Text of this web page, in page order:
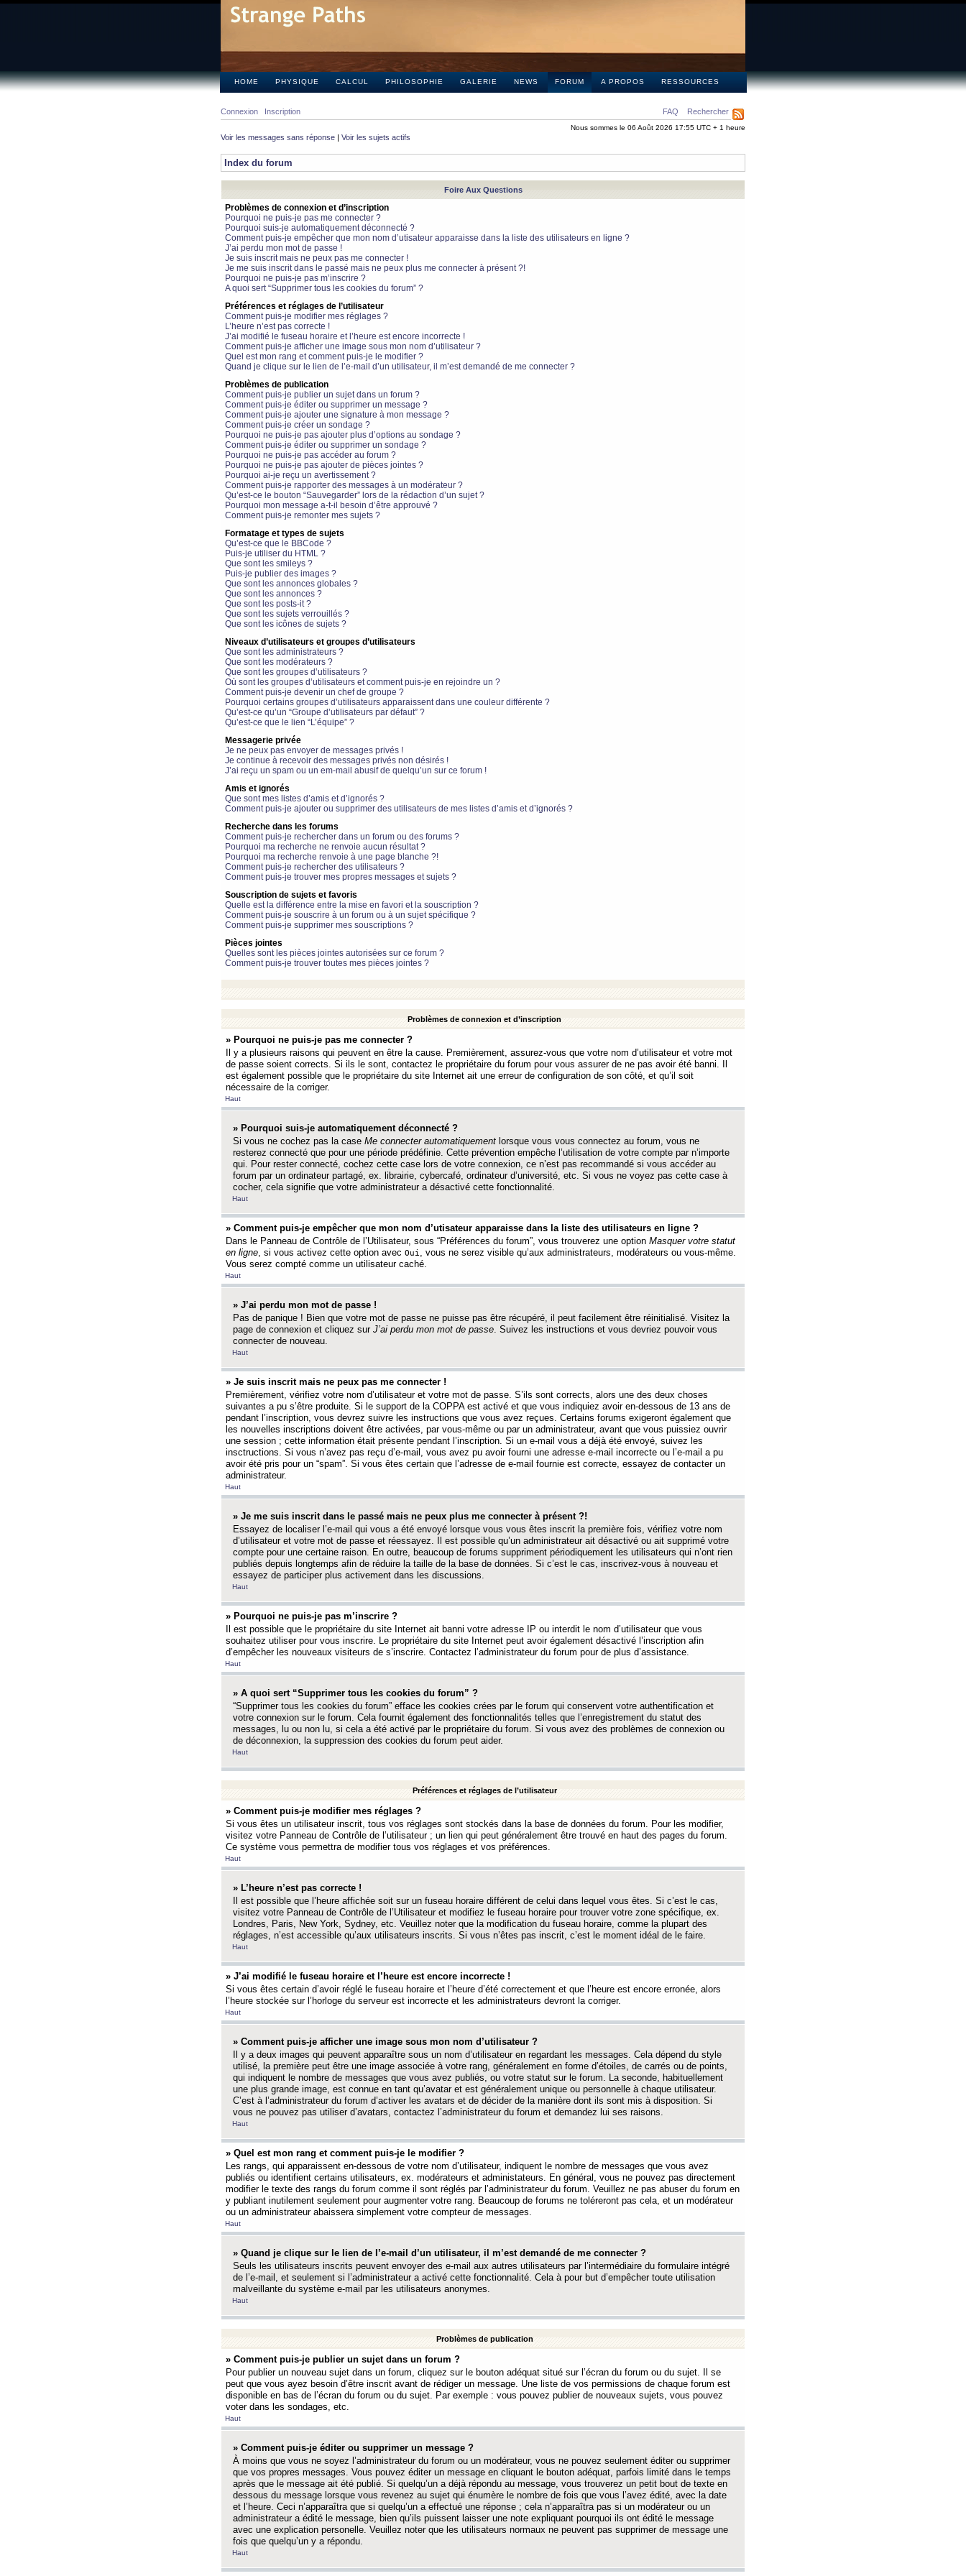
HOME PHYSIQUE CALCUL PHILOSOPHIE GALERIE NEWS FORUM A PROPOS RESSOURCES
FAQ Rechercher
Connexion Inscription
Nous sommes le 06 Août 2026 17:55 UTC + 1 heure
Voir les messages sans réponse | Voir les sujets actifs
Index du forum
Foire Aux Questions
Problèmes de connexion et d’inscription
Pourquoi ne puis-je pas me connecter ?
Pourquoi suis-je automatiquement déconnecté ?
Comment puis-je empêcher que mon nom d’utisateur apparaisse dans la liste des utilisateurs en ligne ?
J’ai perdu mon mot de passe !
Je suis inscrit mais ne peux pas me connecter !
Je me suis inscrit dans le passé mais ne peux plus me connecter à présent ?!
Pourquoi ne puis-je pas m’inscrire ?
A quoi sert “Supprimer tous les cookies du forum” ?
Préférences et réglages de l’utilisateur
Comment puis-je modifier mes réglages ?
L’heure n’est pas correcte !
J’ai modifié le fuseau horaire et l’heure est encore incorrecte !
Comment puis-je afficher une image sous mon nom d’utilisateur ?
Quel est mon rang et comment puis-je le modifier ?
Quand je clique sur le lien de l’e-mail d’un utilisateur, il m’est demandé de me connecter ?
Problèmes de publication
Comment puis-je publier un sujet dans un forum ?
Comment puis-je éditer ou supprimer un message ?
Comment puis-je ajouter une signature à mon message ?
Comment puis-je créer un sondage ?
Pourquoi ne puis-je pas ajouter plus d’options au sondage ?
Comment puis-je éditer ou supprimer un sondage ?
Pourquoi ne puis-je pas accéder au forum ?
Pourquoi ne puis-je pas ajouter de pièces jointes ?
Pourquoi ai-je reçu un avertissement ?
Comment puis-je rapporter des messages à un modérateur ?
Qu’est-ce le bouton “Sauvegarder” lors de la rédaction d’un sujet ?
Pourquoi mon message a-t-il besoin d’être approuvé ?
Comment puis-je remonter mes sujets ?
Formatage et types de sujets
Qu’est-ce que le BBCode ?
Puis-je utiliser du HTML ?
Que sont les smileys ?
Puis-je publier des images ?
Que sont les annonces globales ?
Que sont les annonces ?
Que sont les posts-it ?
Que sont les sujets verrouillés ?
Que sont les icônes de sujets ?
Niveaux d’utilisateurs et groupes d’utilisateurs
Que sont les administrateurs ?
Que sont les modérateurs ?
Que sont les groupes d’utilisateurs ?
Où sont les groupes d’utilisateurs et comment puis-je en rejoindre un ?
Comment puis-je devenir un chef de groupe ?
Pourquoi certains groupes d’utilisateurs apparaissent dans une couleur différente ?
Qu’est-ce qu’un “Groupe d’utilisateurs par défaut” ?
Qu’est-ce que le lien “L’équipe” ?
Messagerie privée
Je ne peux pas envoyer de messages privés !
Je continue à recevoir des messages privés non désirés !
J’ai reçu un spam ou un em-mail abusif de quelqu’un sur ce forum !
Amis et ignorés
Que sont mes listes d’amis et d’ignorés ?
Comment puis-je ajouter ou supprimer des utilisateurs de mes listes d’amis et d’ignorés ?
Recherche dans les forums
Comment puis-je rechercher dans un forum ou des forums ?
Pourquoi ma recherche ne renvoie aucun résultat ?
Pourquoi ma recherche renvoie à une page blanche ?!
Comment puis-je rechercher des utilisateurs ?
Comment puis-je trouver mes propres messages et sujets ?
Souscription de sujets et favoris
Quelle est la différence entre la mise en favori et la souscription ?
Comment puis-je souscrire à un forum ou à un sujet spécifique ?
Comment puis-je supprimer mes souscriptions ?
Pièces jointes
Quelles sont les pièces jointes autorisées sur ce forum ?
Comment puis-je trouver toutes mes pièces jointes ?
Problèmes de connexion et d’inscription
» Pourquoi ne puis-je pas me connecter ?
Il y a plusieurs raisons qui peuvent en être la cause. Premièrement, assurez-vous que votre nom d’utilisateur et votre mot
de passe soient corrects. Si ils le sont, contactez le propriétaire du forum pour vous assurer de ne pas avoir été banni. Il
est également possible que le propriétaire du site Internet ait une erreur de configuration de son côté, et qu’il soit
nécessaire de la corriger.
Haut
» Pourquoi suis-je automatiquement déconnecté ?
Si vous ne cochez pas la case Me connecter automatiquement lorsque vous vous connectez au forum, vous ne
resterez connecté que pour une période prédéfinie. Cette prévention empêche l’utilisation de votre compte par n’importe
qui. Pour rester connecté, cochez cette case lors de votre connexion, ce n’est pas recommandé si vous accéder au
forum par un ordinateur partagé, ex. librairie, cybercafé, ordinateur d’université, etc. Si vous ne voyez pas cette case à
cocher, cela signifie que votre administrateur a désactivé cette fonctionnalité.
Haut
» Comment puis-je empêcher que mon nom d’utisateur apparaisse dans la liste des utilisateurs en ligne ?
Dans le Panneau de Contrôle de l’Utilisateur, sous “Préférences du forum”, vous trouverez une option Masquer votre statut
en ligne, si vous activez cette option avec Oui , vous ne serez visible qu’aux administrateurs, modérateurs ou vous-même.
Vous serez compté comme un utilisateur caché.
Haut
» J’ai perdu mon mot de passe !
Pas de panique ! Bien que votre mot de passe ne puisse pas être récupéré, il peut facilement être réinitialisé. Visitez la
page de connexion et cliquez sur J’ai perdu mon mot de passe. Suivez les instructions et vous devriez pouvoir vous
connecter de nouveau.
Haut
» Je suis inscrit mais ne peux pas me connecter !
Premièrement, vérifiez votre nom d’utilisateur et votre mot de passe. S’ils sont corrects, alors une des deux choses
suivantes a pu s’être produite. Si le support de la COPPA est activé et que vous indiquiez avoir en-dessous de 13 ans de
pendant l’inscription, vous devrez suivre les instructions que vous avez reçues. Certains forums exigeront également que
les nouvelles inscriptions doivent être activées, par vous-même ou par un administrateur, avant que vous puissiez ouvrir
une session ; cette information était présente pendant l’inscription. Si un e-mail vous a déjà été envoyé, suivez les
insctructions. Si vous n’avez pas reçu d’e-mail, vous avez pu avoir fourni une adresse e-mail incorrecte ou l’e-mail a pu
avoir été pris pour un “spam”. Si vous êtes certain que l’adresse de e-mail fournie est correcte, essayez de contacter un
administrateur.
Haut
» Je me suis inscrit dans le passé mais ne peux plus me connecter à présent ?!
Essayez de localiser l’e-mail qui vous a été envoyé lorsque vous vous êtes inscrit la première fois, vérifiez votre nom
d’utilisateur et votre mot de passe et réessayez. Il est possible qu’un administrateur ait désactivé ou ait supprimé votre
compte pour une certaine raison. En outre, beaucoup de forums suppriment périodiquement les utilisateurs qui n’ont rien
publiés depuis longtemps afin de réduire la taille de la base de données. Si c’est le cas, inscrivez-vous à nouveau et
essayez de participer plus activement dans les discussions.
Haut
» Pourquoi ne puis-je pas m’inscrire ?
Il est possible que le propriétaire du site Internet ait banni votre adresse IP ou interdit le nom d’utilisateur que vous
souhaitez utiliser pour vous inscrire. Le propriétaire du site Internet peut avoir également désactivé l’inscription afin
d’empêcher les nouveaux visiteurs de s’inscrire. Contactez l’administrateur du forum pour de plus d’assistance.
Haut
» A quoi sert “Supprimer tous les cookies du forum” ?
“Supprimer tous les cookies du forum” efface les cookies crées par le forum qui conservent votre authentification et
votre connexion sur le forum. Cela fournit également des fonctionnalités telles que l’enregistrement du statut des
messages, lu ou non lu, si cela a été activé par le propriétaire du forum. Si vous avez des problèmes de connexion ou
de déconnexion, la suppression des cookies du forum peut aider.
Haut
Préférences et réglages de l’utilisateur
» Comment puis-je modifier mes réglages ?
Si vous êtes un utilisateur inscrit, tous vos réglages sont stockés dans la base de données du forum. Pour les modifier,
visitez votre Panneau de Contrôle de l’utilisateur ; un lien qui peut généralement être trouvé en haut des pages du forum.
Ce système vous permettra de modifier tous vos réglages et vos préférences.
Haut
» L’heure n’est pas correcte !
Il est possible que l’heure affichée soit sur un fuseau horaire différent de celui dans lequel vous êtes. Si c’est le cas,
visitez votre Panneau de Contrôle de l’Utilisateur et modifiez le fuseau horaire pour trouver votre zone spécifique, ex.
Londres, Paris, New York, Sydney, etc. Veuillez noter que la modification du fuseau horaire, comme la plupart des
réglages, n’est accessible qu’aux utilisateurs inscrits. Si vous n’êtes pas inscrit, c’est le moment idéal de le faire.
Haut
» J’ai modifié le fuseau horaire et l’heure est encore incorrecte !
Si vous êtes certain d’avoir réglé le fuseau horaire et l’heure d’été correctement et que l’heure est encore erronée, alors
l’heure stockée sur l’horloge du serveur est incorrecte et les administrateurs devront la corriger.
Haut
» Comment puis-je afficher une image sous mon nom d’utilisateur ?
Il y a deux images qui peuvent apparaître sous un nom d’utilisateur en regardant les messages. Cela dépend du style
utilisé, la première peut être une image associée à votre rang, généralement en forme d’étoiles, de carrés ou de points,
qui indiquent le nombre de messages que vous avez publiés, ou votre statut sur le forum. La seconde, habituellement
une plus grande image, est connue en tant qu’avatar et est généralement unique ou personnelle à chaque utilisateur.
C’est à l’administrateur du forum d’activer les avatars et de décider de la manière dont ils sont mis à disposition. Si
vous ne pouvez pas utiliser d’avatars, contactez l’administrateur du forum et demandez lui ses raisons.
Haut
» Quel est mon rang et comment puis-je le modifier ?
Les rangs, qui apparaissent en-dessous de votre nom d’utilisateur, indiquent le nombre de messages que vous avez
publiés ou identifient certains utilisateurs, ex. modérateurs et administateurs. En général, vous ne pouvez pas directement
modifier le texte des rangs du forum comme il sont réglés par l’administrateur du forum. Veuillez ne pas abuser du forum en
y publiant inutilement seulement pour augmenter votre rang. Beaucoup de forums ne toléreront pas cela, et un modérateur
ou un administrateur abaissera simplement votre compteur de messages.
Haut
» Quand je clique sur le lien de l’e-mail d’un utilisateur, il m’est demandé de me connecter ?
Seuls les utilisateurs inscrits peuvent envoyer des e-mail aux autres utilisateurs par l’intermédiaire du formulaire intégré
de l’e-mail, et seulement si l’administrateur a activé cette fonctionnalité. Cela à pour but d’empêcher toute utilisation
malveillante du système e-mail par les utilisateurs anonymes.
Haut
Problèmes de publication
» Comment puis-je publier un sujet dans un forum ?
Pour publier un nouveau sujet dans un forum, cliquez sur le bouton adéquat situé sur l’écran du forum ou du sujet. Il se
peut que vous ayez besoin d’être inscrit avant de rédiger un message. Une liste de vos permissions de chaque forum est
disponible en bas de l’écran du forum ou du sujet. Par exemple : vous pouvez publier de nouveaux sujets, vous pouvez
voter dans les sondages, etc.
Haut
» Comment puis-je éditer ou supprimer un message ?
À moins que vous ne soyez l’administrateur du forum ou un modérateur, vous ne pouvez seulement éditer ou supprimer
que vos propres messages. Vous pouvez éditer un message en cliquant le bouton adéquat, parfois limité dans le temps
après que le message ait été publié. Si quelqu’un a déjà répondu au message, vous trouverez un petit bout de texte en
dessous du message lorsque vous revenez au sujet qui énumère le nombre de fois que vous l’avez édité, avec la date
et l’heure. Ceci n’apparaîtra que si quelqu’un a effectué une réponse ; cela n’apparaîtra pas si un modérateur ou un
administrateur a édité le message, bien qu’ils puissent laisser une note expliquant pourquoi ils ont édité le message
avec une explication personelle. Veuillez noter que les utilisateurs normaux ne peuvent pas supprimer de message une
fois que quelqu’un y a répondu.
Haut